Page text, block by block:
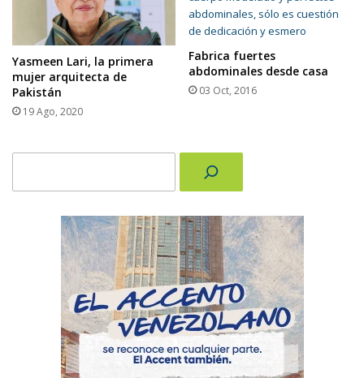
Yasmeen Lari, la primera
mujer arquitecta de
Pakistán
19 Ago, 2020
Fabrica fuertes
abdominales desde casa
03 Oct, 2016